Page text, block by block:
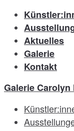
Aktuelles
Galerie
Kontakt
Galerie Carolyn